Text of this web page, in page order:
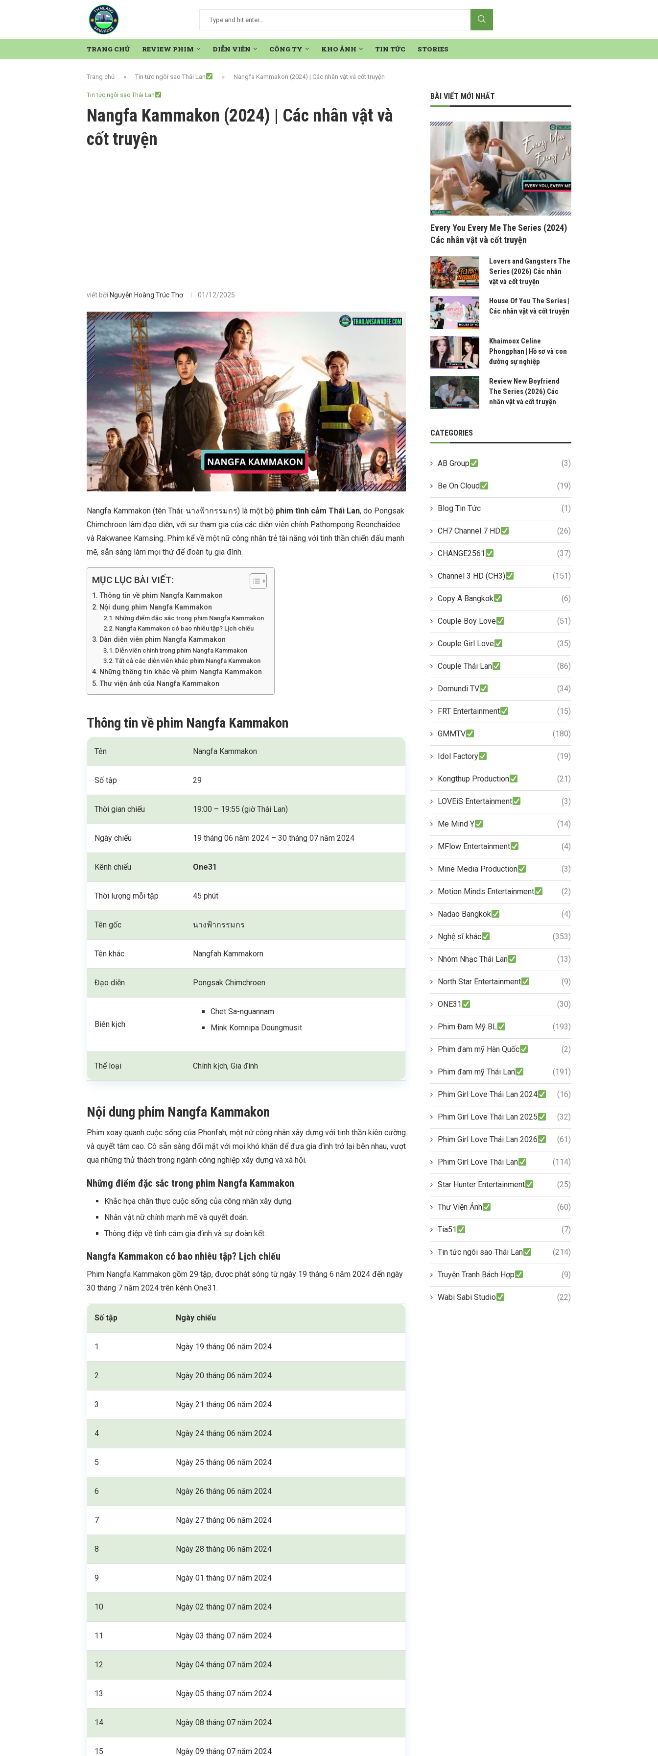
TRANG CHỦ REVIEW PHIM DIỄN VIÊN CÔNG TY KHO ẢNH TIN TỨC STORIES
Trang chủ » Tin tức ngôi sao Thái Lan » Nangfa Kammakon (2024) | Các nhân vật và cốt truyện
Tin tức ngôi sao Thái Lan
Nangfa Kammakon (2024) | Các nhân vật và
cốt truyện
viết bởi Nguyễn Hoàng Trúc Thơ 01/12/2025
Nangfa Kammakon (tên Thái: นางฟ้ากรรมกร) là một bộ phim tình cảm Thái Lan, do Pongsak
Chimchroen làm đạo diễn, với sự tham gia của các diễn viên chính Pathompong Reonchaidee
và Rakwanee Kamsing. Phim kể về một nữ công nhân trẻ tài năng với tinh thần chiến đấu mạnh
mẽ, sẵn sàng làm mọi thứ để đoàn tụ gia đình.
MỤC LỤC BÀI VIẾT:
Thông tin về phim Nangfa Kammakon
Nội dung phim Nangfa Kammakon
Những điểm đặc sắc trong phim Nangfa Kammakon
Nangfa Kammakon có bao nhiêu tập? Lịch chiếu
Dàn diễn viên phim Nangfa Kammakon
Diễn viên chính trong phim Nangfa Kammakon
Tất cả các diễn viên khác phim Nangfa Kammakon
Những thông tin khác về phim Nangfa Kammakon
Thư viện ảnh của Nangfa Kammakon
Thông tin về phim Nangfa Kammakon
Tên Nangfa Kammakon
Số tập 29
Thời gian chiếu 19:00 – 19:55 (giờ Thái Lan)
Ngày chiếu 19 tháng 06 năm 2024 – 30 tháng 07 năm 2024
Kênh chiếu One31
Thời lượng mỗi tập 45 phút
Tên gốc นางฟ้ากรรมกร
Tên khác Nangfah Kammakorn
Đạo diễn Pongsak Chimchroen
Biên kịch
Chet Sa-nguannam
Mink Kornnipa Doungmusit
Thể loại Chính kịch, Gia đình
Nội dung phim Nangfa Kammakon
Phim xoay quanh cuộc sống của Phonfah, một nữ công nhân xây dựng với tinh thần kiên cường
và quyết tâm cao. Cô sẵn sàng đối mặt với mọi khó khăn để đưa gia đình trở lại bên nhau, vượt
qua những thử thách trong ngành công nghiệp xây dựng và xã hội.
Những điểm đặc sắc trong phim Nangfa Kammakon
Khắc họa chân thực cuộc sống của công nhân xây dựng.
Nhân vật nữ chính mạnh mẽ và quyết đoán.
Thông điệp về tình cảm gia đình và sự đoàn kết.
Nangfa Kammakon có bao nhiêu tập? Lịch chiếu
Phim Nangfa Kammakon gồm 29 tập, được phát sóng từ ngày 19 tháng 6 năm 2024 đến ngày
30 tháng 7 năm 2024 trên kênh One31.
Số tập Ngày chiếu
1 Ngày 19 tháng 06 năm 2024
2 Ngày 20 tháng 06 năm 2024
3 Ngày 21 tháng 06 năm 2024
4 Ngày 24 tháng 06 năm 2024
5 Ngày 25 tháng 06 năm 2024
6 Ngày 26 tháng 06 năm 2024
7 Ngày 27 tháng 06 năm 2024
8 Ngày 28 tháng 06 năm 2024
9 Ngày 01 tháng 07 năm 2024
10 Ngày 02 tháng 07 năm 2024
11 Ngày 03 tháng 07 năm 2024
12 Ngày 04 tháng 07 năm 2024
13 Ngày 05 tháng 07 năm 2024
14 Ngày 08 tháng 07 năm 2024
15 Ngày 09 tháng 07 năm 2024
BÀI VIẾT MỚI NHẤT
Every You Every Me The Series (2024)
Các nhân vật và cốt truyện
Lovers and Gangsters The
Series (2026) Các nhân
vật và cốt truyện
House Of You The Series |
Các nhân vật và cốt truyện
Khaimoox Celine
Phongphan | Hồ sơ và con
đường sự nghiệp
Review New Boyfriend
The Series (2026) Các
nhân vật và cốt truyện
CATEGORIES
AB Group (3)
Be On Cloud (19)
Blog Tin Tức (1)
CH7 Channel 7 HD (26)
CHANGE2561 (37)
Channel 3 HD (CH3) (151)
Copy A Bangkok (6)
Couple Boy Love (51)
Couple Girl Love (35)
Couple Thái Lan (86)
Domundi TV (34)
FRT Entertainment (15)
GMMTV (180)
Idol Factory (19)
Kongthup Production (21)
LOVEiS Entertainment (3)
Me Mind Y (14)
MFlow Entertainment (4)
Mine Media Production (3)
Motion Minds Entertainment (2)
Nadao Bangkok (4)
Nghệ sĩ khác (353)
Nhóm Nhạc Thái Lan (13)
North Star Entertainment (9)
ONE31 (30)
Phim Đam Mỹ BL (193)
Phim đam mỹ Hàn Quốc (2)
Phim đam mỹ Thái Lan (191)
Phim Girl Love Thái Lan 2024 (16)
Phim Girl Love Thái Lan 2025 (32)
Phim Girl Love Thái Lan 2026 (61)
Phim Girl Love Thái Lan (114)
Star Hunter Entertainment (25)
Thư Viện Ảnh (60)
Tia51 (7)
Tin tức ngôi sao Thái Lan (214)
Truyện Tranh Bách Hợp (9)
Wabi Sabi Studio (22)